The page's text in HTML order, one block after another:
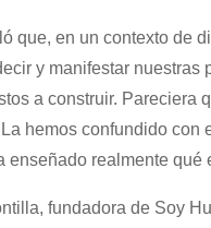
que, en un contexto de
y manifestar
a construir. Pareciera
hemos confundido con
enseñado realmente qué
fundadora de Soy